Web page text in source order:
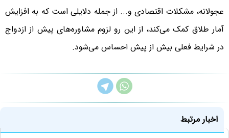
عجولانه، مشکلات اقتصادی و... از جمله دلایلی است که به افزایش
آمار طلاق کمک می‌کند، از این رو لزوم مشاوره‌های پیش از ازدواج
در شرایط فعلی بیش از پیش احساس می‌شود.
اخبار مرتبط